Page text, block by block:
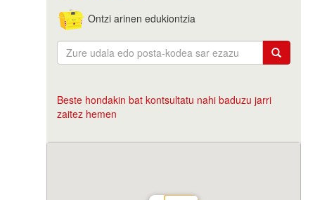
Ontzi arinen edukiontzia
Beste hondakin bat kontsultatu nahi baduzu jarri
zaitez hemen